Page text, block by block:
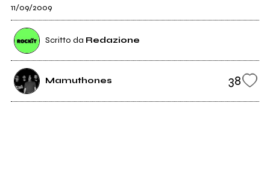
11/09/2009
Scritto da Redazione
Mamuthones 38